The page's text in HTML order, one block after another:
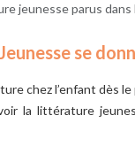
jeunesse parus
se
chez l’enfant dès
la littérature